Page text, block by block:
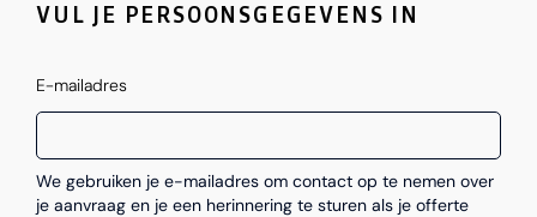
VUL JE PERSOONSGEGEVENS IN
E-mailadres
We gebruiken je e-mailadres om contact op te nemen over
je aanvraag en je een herinnering te sturen als je offerte